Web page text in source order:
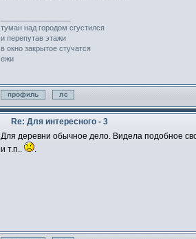
туман над городом сгустился
и перепутав этажи
в окно закрытое стучатся
ежи
Профиль
Отправить личное
Re: Для интересного - 3
Для деревни обычное дело. Видела подобное
и т.п..
.